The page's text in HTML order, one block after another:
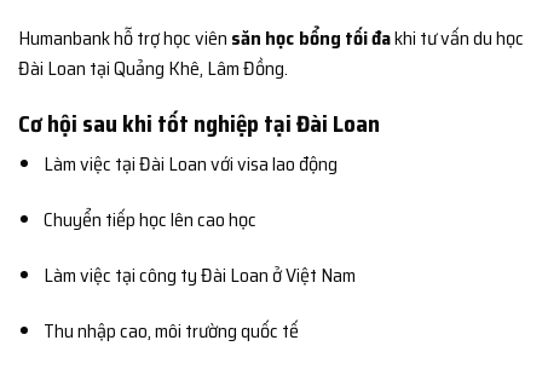
Humanbank hỗ trợ học viên săn học bổng tối đakhi tư vấn du học
Đài Loan tại Quảng Khê, Lâm Đồng.
Cơ hội sau khi tốt nghiệp tại Đài Loan
Làm việc tại Đài Loan với visa lao động
Chuyển tiếp học lên cao học
Làm việc tại công ty Đài Loan ở Việt Nam
Thu nhập cao, môi trường quốc tế